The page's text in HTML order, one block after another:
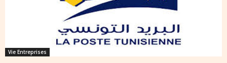
Vie Entreprises